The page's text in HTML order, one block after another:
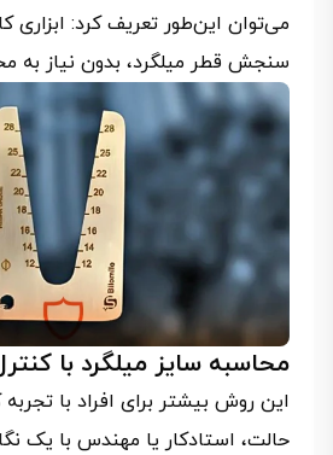
می‌توان این‌طور تعریف کرد: ابزاری
سنجش قطر میلگرد، بدون نیاز به
محاسبه سایز میلگرد با
این روش بیشتر برای افراد با تجربه
حالت، استادکار یا مهندس با یک